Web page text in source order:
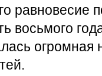
равновесие
восьмого